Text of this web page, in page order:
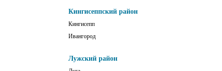
Кингисеппский район
Кингисепп
Ивангород
Лужский район